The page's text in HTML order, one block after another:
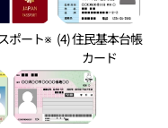
ポート※ (4) 住民基本台帳
カード